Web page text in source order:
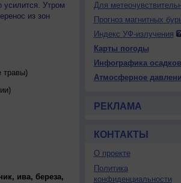
усилится. Утром
из зон
травы)
ива, береза,
Для
Прогноз магнитных
Индекс УФ-излучения
Карты погоды
Инфографика осадков
Атмосферное
РЕКЛАМА
КОНТАКТЫ
О проекте
Политика
конфиденциальности